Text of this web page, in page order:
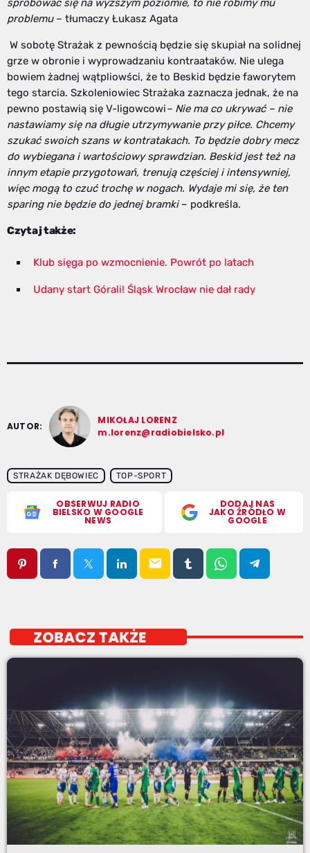
spróbować się na wyższym poziomie, to nie robimy mu
problemu– tłumaczy Łukasz Agata
W sobotę Strażak z pewnością będzie się skupiał na solidnej
grze w obronie i wyprowadzaniu kontraataków. Nie ulega
bowiem żadnej wątpliowści, że to Beskid będzie faworytem
tego starcia. Szkoleniowiec Strażaka zaznacza jednak, że na
pewno postawią się V-ligowcowi– Nie ma co ukrywać – nie
nastawiamy się na długie utrzymywanie przy piłce. Chcemy
szukać swoich szans w kontratakach. To będzie dobry mecz
do wybiegana i wartościowy sprawdzian. Beskid jest też na
innym etapie przygotowań, trenują częściej i intensywniej,
więc mogą to czuć trochę w nogach. Wydaje mi się, że ten
sparing nie będzie do jednej bramki– podkreśla.
Czytaj także:
Klub sięga po wzmocnienie. Powrót po latach
Udany start Górali! Śląsk Wrocław nie dał rady
AUTOR:
MIKOŁAJ LORENZ
m.lorenz@radiobielsko.pl
STRAŻAK DĘBOWIEC TOP-SPORT
OBSERWUJ RADIO
BIELSKO W GOOGLE
NEWS
DODAJ NAS
JAKO ŹRÓDŁO W
GOOGLE
email
ZOBACZ TAKŻE